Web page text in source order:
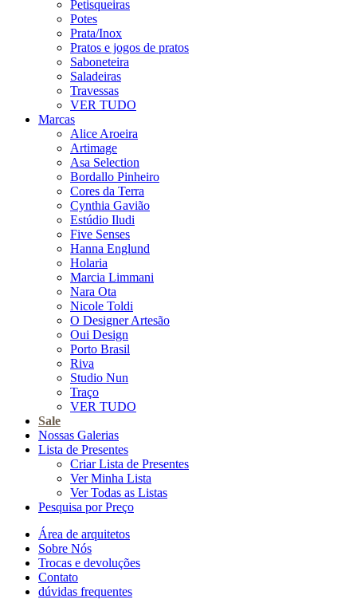
Petisqueiras
Potes
Prata/Inox
Pratos e jogos de pratos
Saboneteira
Saladeiras
Travessas
VER TUDO
Marcas
Alice Aroeira
Artimage
Asa Selection
Bordallo Pinheiro
Cores da Terra
Cynthia Gavião
Estúdio Iludi
Five Senses
Hanna Englund
Holaria
Marcia Limmani
Nara Ota
Nicole Toldi
O Designer Artesão
Oui Design
Porto Brasil
Riva
Studio Nun
Traço
VER TUDO
Sale
Nossas Galerias
Lista de Presentes
Criar Lista de Presentes
Ver Minha Lista
Ver Todas as Listas
Pesquisa por Preço
Área de arquitetos
Sobre Nós
Trocas e devoluções
Contato
dúvidas frequentes